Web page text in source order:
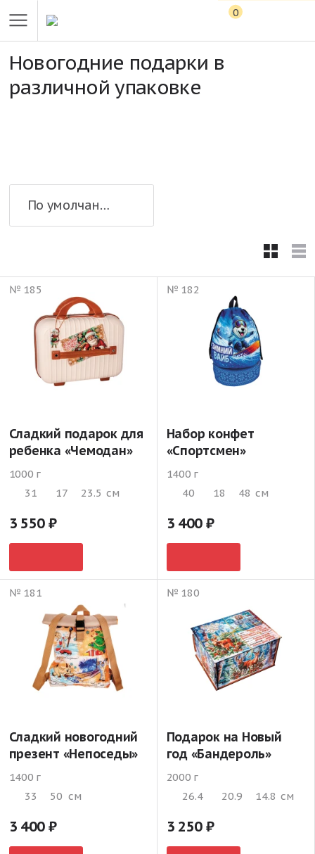
0
Новогодние подарки в
различной упаковке
По умолчанию
№ 185
Сладкий подарок для
ребенка «Чемодан»
1000 г
31
17 23.5 см
3 550
№ 182
Набор конфет
«Спортсмен»
1400 г
40
18 48 см
3 400
№ 181
Сладкий новогодний
презент «Непоседы»
1400 г
33
50 см
3 400
№ 180
Подарок на Новый
год «Бандероль»
2000 г
26.4
20.9 14.8 см
3 250